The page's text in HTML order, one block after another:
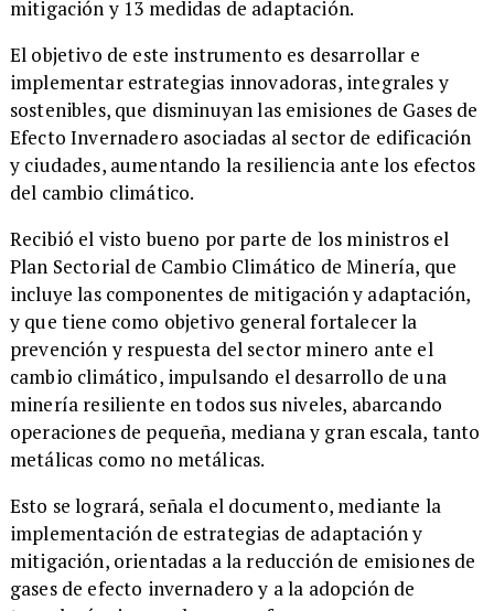
mitigación y 13 medidas de adaptación.
​El objetivo de este instrumento es desarrollar e
implementar estrategias innovadoras, integrales y
sostenibles, que disminuyan las emisiones de Gases de
Efecto Invernadero asociadas al sector de edificación
y ciudades, aumentando la resiliencia ante los efectos
del cambio climático.
​Recibió el visto bueno por parte de los ministros el
Plan Sectorial de Cambio Climático de Minería, que
incluye las componentes de mitigación y adaptación,
y que tiene como objetivo general fortalecer la
prevención y respuesta del sector minero ante el
cambio climático, impulsando el desarrollo de una
minería resiliente en todos sus niveles, abarcando
operaciones de pequeña, mediana y gran escala, tanto
metálicas como no metálicas.
​Esto se logrará, señala el documento, mediante la
implementación de estrategias de adaptación y
mitigación, orientadas a la reducción de emisiones de
gases de efecto invernadero y a la adopción de